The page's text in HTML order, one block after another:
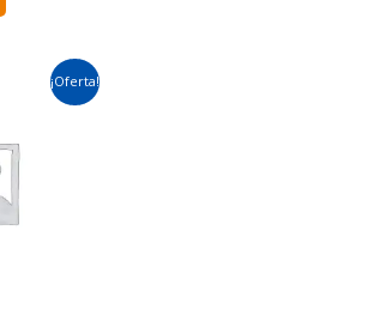
¡Oferta!